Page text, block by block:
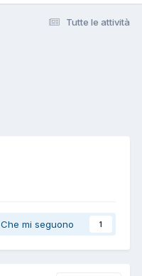
Tutte le attività
Che mi seguono 1